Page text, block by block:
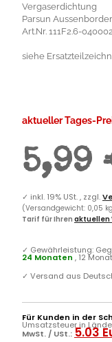
Vergaserdichtung
Parsun
Art.Nr. 111F2.6-
siehe
aktueller Tages-
5,99
✓ inkl. 19% USt. , zzgl.
(Versandgewicht: 0,05
Tarif für Ihren aktuellen
✓ Gewährleistung:
24 Monaten , 12
✓ Versand aus
Für Kunden in der
Umsatzsteuer in
MwSt. / USt.: 5.03